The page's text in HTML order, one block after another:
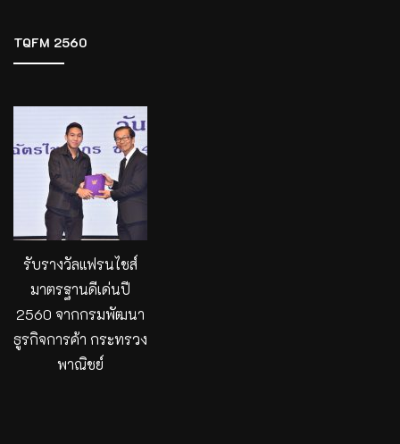
TQFM 2560
รับรางวัลแฟรนไชส์
มาตรฐานดีเด่นปี
2560 จากกรมพัฒนา
ธูรกิจการค้า กระทรวง
พาณิชย์